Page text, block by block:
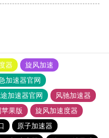
器
旋风加速
加速器官网
加速器官网
风驰加速器
果版
旋风加速度器
原子加速器